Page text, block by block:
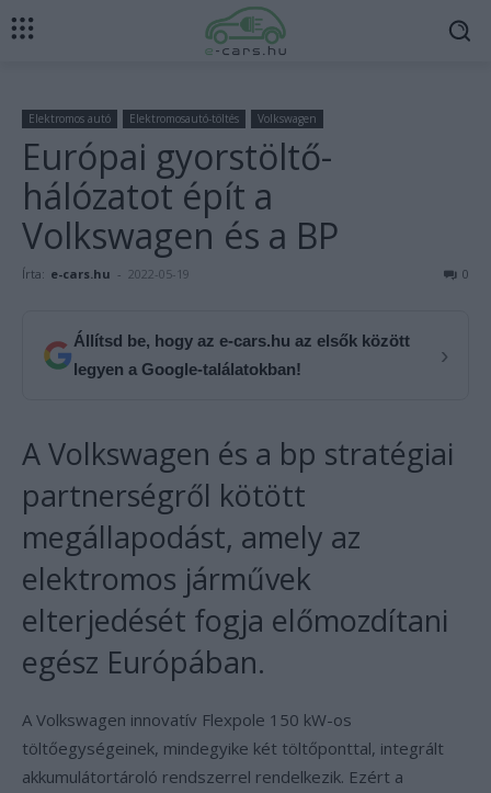
Elektromos autó Elektromosautó-töltés Volkswagen
Európai gyorstöltő-
hálózatot épít a
Volkswagen és a BP
Írta: e-cars.hu - 2022-05-19 0
Állítsd be, hogy az e-cars.hu az elsők között
legyen a Google-találatokban!
›
A Volkswagen és a bp stratégiai
partnerségről kötött
megállapodást, amely az
elektromos járművek
elterjedését fogja előmozdítani
egész Európában.
A Volkswagen innovatív Flexpole 150 kW-os
töltőegységeinek, mindegyike két töltőponttal, integrált
akkumulátortároló rendszerrel rendelkezik. Ezért a